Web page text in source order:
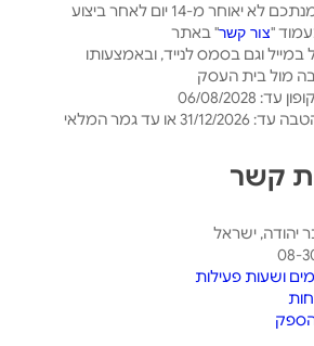
ניתן לבטל את הזמנתכם לא יאוחר מ-14 יום לאחר ביצוע
"צור קשר" באתר
וגם בסמס לנייד, ובאמצעותו
מול בית העסק
06/08/2028
או עד גמר המלאי
קשר
יהודה, ישראל
08-
ושעות פעילות